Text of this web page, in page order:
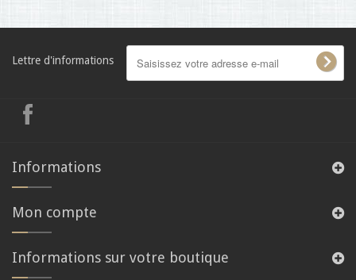
Lettre d'informations
Informations
Mon compte
Informations sur votre boutique